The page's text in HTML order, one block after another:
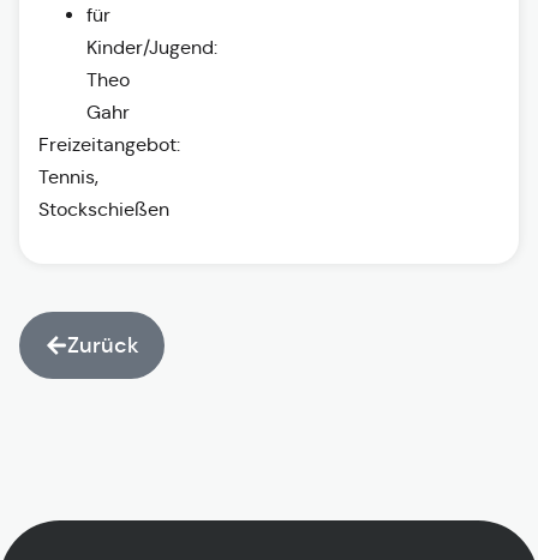
für
Kinder/Jugend:
Theo
Gahr
Freizeitangebot:
Tennis,
Stockschießen
Zurück